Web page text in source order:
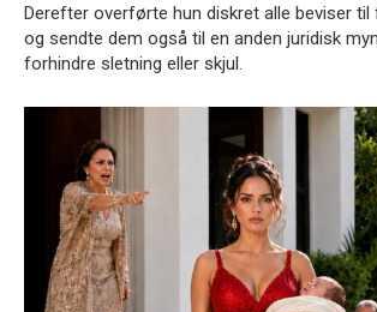
Derefter overførte hun diskret alle beviser til
og sendte dem også til en anden juridisk
forhindre sletning eller skjul.